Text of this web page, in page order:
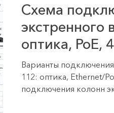
Схема
экстренного
оптика, PoE,
Варианты
112: оптика, Ethernet/
подключения колонн